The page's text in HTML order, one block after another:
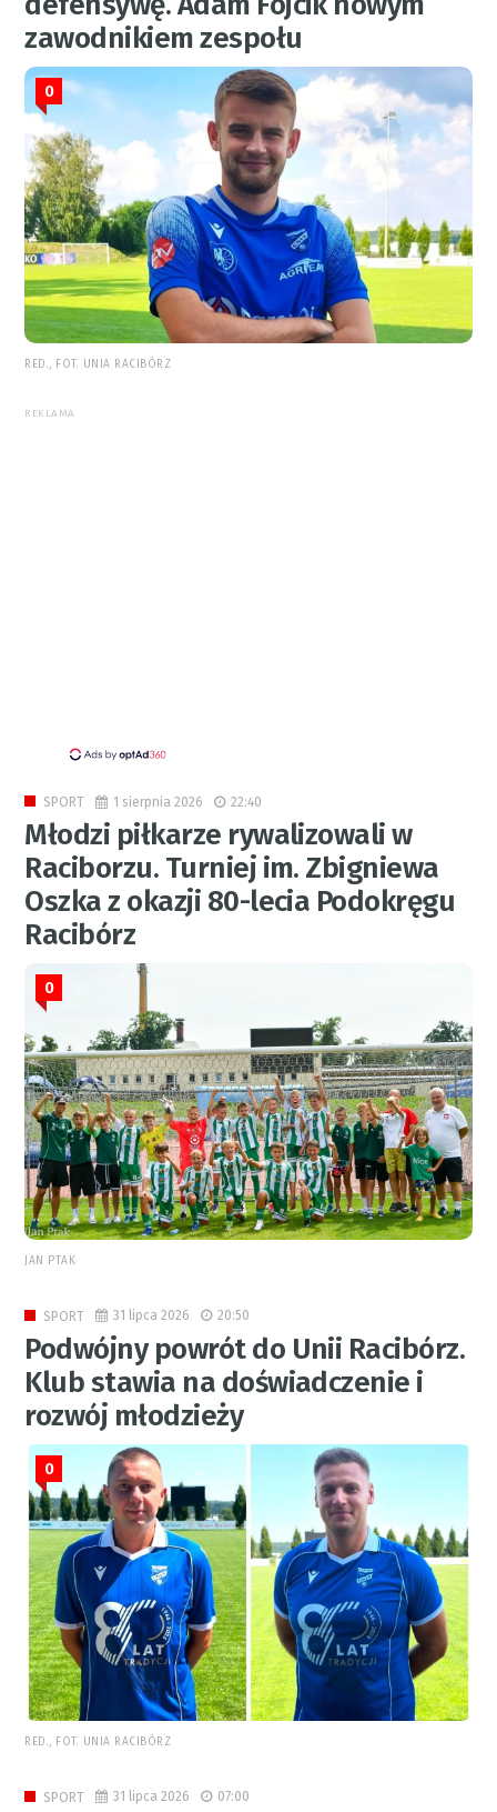
zawodnikiem zespołu
0
RED., FOT. UNIA RACIBÓRZ
REKLAMA
SPORT 1 sierpnia 2026 22:40
Młodzi piłkarze rywalizowali w
Raciborzu. Turniej im. Zbigniewa
Oszka z okazji 80-lecia Podokręgu
Racibórz
0
JAN PTAK
SPORT 31 lipca 2026 20:50
Podwójny powrót do Unii Racibórz.
Klub stawia na doświadczenie i
rozwój młodzieży
0
RED., FOT. UNIA RACIBÓRZ
SPORT 31 lipca 2026 07:00